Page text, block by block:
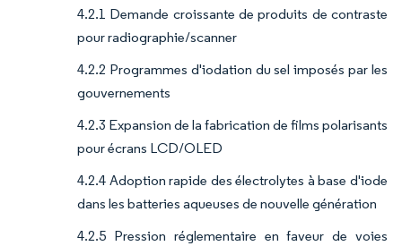
4.2.1 Demande croissante de produits de contraste
pour radiographie/scanner
4.2.2 Programmes d'iodation du sel imposés par les
gouvernements
4.2.3 Expansion de la fabrication de films polarisants
pour écrans LCD/OLED
4.2.4 Adoption rapide des électrolytes à base d'iode
dans les batteries aqueuses de nouvelle génération
4.2.5 Pression réglementaire en faveur de voies